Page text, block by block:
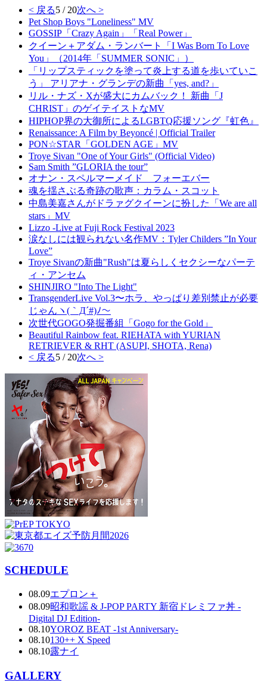
< 戻る5 / 20次へ >
Pet Shop Boys "Loneliness" MV
GOSSIP「Crazy Again」「Real Power」
クイーン＋アダム・ランバート「I Was Born To Love
You」（2014年「SUMMER SONIC」）
「リップスティックを塗って炎上する道を歩いていこ
う」 アリアナ・グランデの新曲「yes, and?」
リル・ナズ・Xが盛大にカムバック！ 新曲「J
CHRIST」のゲイテイストなMV
HIPHOP界の大御所によるLGBTQ応援ソング『虹色』
Renaissance: A Film by Beyoncé | Official Trailer
PON☆STAR「GOLDEN AGE」MV
Troye Sivan "One of Your Girls" (Official Video)
Sam Smith ”GLORIA the tour”
オナン・スペルマーメイド フォーエバー
魂を揺さぶる奇跡の歌声：カラム・スコット
中島美嘉さんがドラァグクイーンに扮した「We are all
stars」MV
Lizzo -Live at Fuji Rock Festival 2023
涙なしには観られない名作MV：Tyler Childers ”In Your
Love”
Troye Sivanの新曲"Rush"は夏らしくセクシーなパーテ
ィ・アンセム
SHINJIRO "Into The Light"
TransgenderLive Vol.3〜ホラ、やっぱり差別禁止が必要
じゃんヽ(｀Д´#)ﾉ〜
次世代GOGO発掘番組「Gogo for the Gold」
Beautiful Rainbow feat. RIEHATA with YURIAN
RETRIEVER & RHT (ASUPI, SHOTA, Rena)
< 戻る5 / 20次へ >
SCHEDULE
08.09エプロン＋
08.09昭和歌謡 & J-POP PARTY 新宿ドレミファ丼 -
Digital DJ Edition-
08.10YOROZ BEAT -1st Anniversary-
08.10130++ X Speed
08.10露ナイ
GALLERY